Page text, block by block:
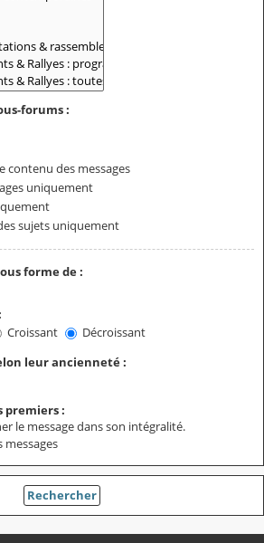
forums :
contenu des messages
uniquement
sujets uniquement
forme de :
Croissant
Décroissant
leur ancienneté :
premiers :
le message dans son intégralité.
messages